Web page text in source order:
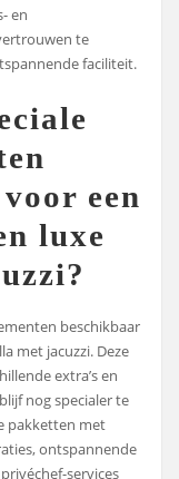
en
te
faciliteit.
een
luxe
beschikbaar
met jacuzzi. Deze
extra’s en
nog specialer te
pakketten met
ontspannende
services